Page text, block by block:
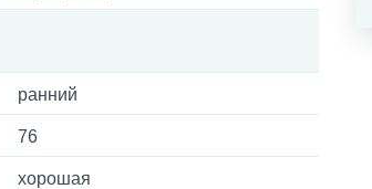
ранний
76
хорошая